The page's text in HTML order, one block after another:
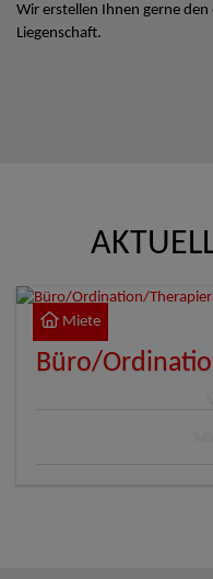
Wir erstellen Ihnen gerne
Liegenschaft.
Miete